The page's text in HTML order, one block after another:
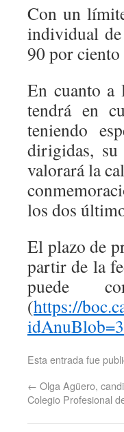
Con un
individual de
90 por ciento
En cuanto a
tendrá en
teniendo
dirigidas,
valorará la
los dos
El plazo de
partir de la
puede
(https://
Esta entrada fue
← Olga Agüero,
Colegio Profesional